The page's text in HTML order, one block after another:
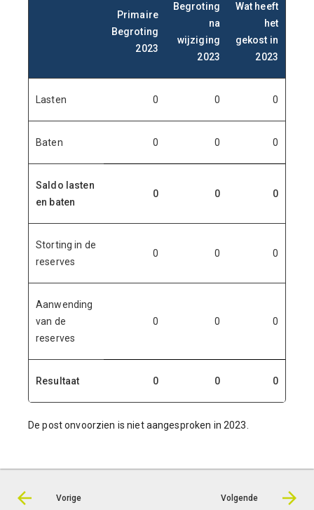
Primaire
Begroting
2023
Begroting
na
wijziging
2023
Wat heeft
het
gekost in
2023
Lasten 0 0 0
Baten 0 0 0
Saldo lasten
en baten
0 0 0
Storting in de
reserves
0 0 0
Aanwending
van de
reserves
0 0 0
Resultaat 0 0 0
De post onvoorzien is niet aangesproken in 2023.
Vorige Volgende